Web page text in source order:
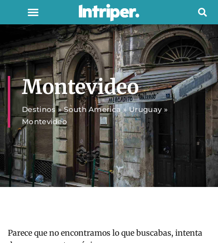
Montevideo
Destinos»South America»Uruguay»
Montevideo
Parece que no encontramos lo que buscabas, intenta